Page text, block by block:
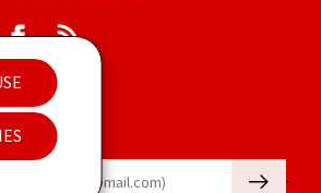
Facebook
RSS
🡒